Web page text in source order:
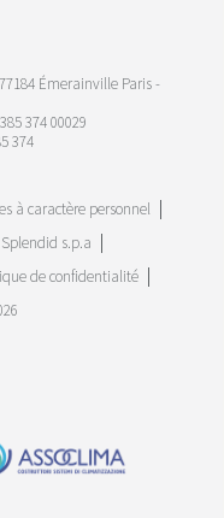
Émerainville Paris -
374 00029
374
à caractère personnel
s.p.a
de confidentialité